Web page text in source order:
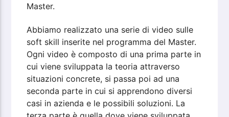
Master.
Abbiamo realizzato una serie di video sulle
soft skill inserite nel programma del Master.
Ogni video è composto di una prima parte in
cui viene sviluppata la teoria attraverso
situazioni concrete, si passa poi ad una
seconda parte in cui si apprendono diversi
casi in azienda e le possibili soluzioni. La